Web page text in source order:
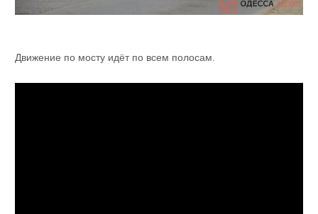
Движение по мосту идёт по всем полосам.